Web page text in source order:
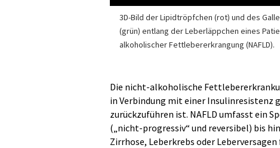
3D-Bild der Lipidtröpfchen (rot) und des
(grün) entlang der Leberläppchen eines
alkoholischer Fettlebererkrangung (NAFLD).
Die nicht-alkoholische
in Verbindung mit einer Insulinresistenz
zurückzuführen ist. NAFLD umfasst ein
(„nicht-progressiv“ und reversibel) bis
Zirrhose, Leberkrebs oder